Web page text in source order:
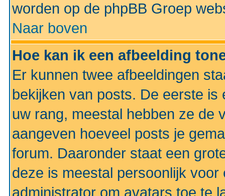
worden op de phpBB Groep
Naar boven
Hoe kan ik een afbeelding
Er kunnen twee afbeeldingen
bekijken van posts. De eerste
uw rang, meestal hebben ze de
aangeven hoeveel posts je
forum. Daaronder staat een
deze is meestal persoonlijk
administrator om avatars toe te